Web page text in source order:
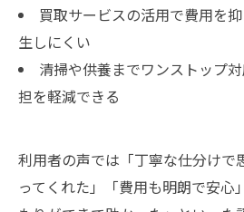
買取サービスの活用で費用を
生しにくい
清掃や供養までワンストップ
担を軽減できる
利用者の声では「丁寧な仕分けで
ってくれた」「費用も明朗で安心